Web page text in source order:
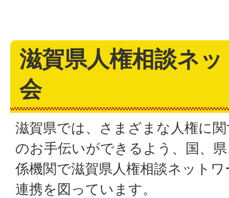
滋賀県人権相談ネ
会
滋賀県では、さまざまな人権に
のお手伝いができるよう、国、
係機関で滋賀県人権相談ネット
連携を図っています。